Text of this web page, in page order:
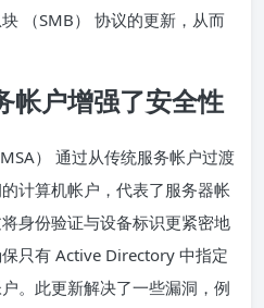
（SMB） 协议的更新，从而
帐户增强了安全性
） 通过从传统服务帐户过渡
计算机帐户，代表了服务器帐
身份验证与设备标识更紧密地
只有 Active Directory 中指定
。此更新解决了一些漏洞，例